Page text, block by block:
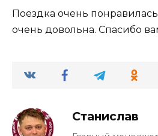
Поездка очень
очень довольна. Спасибо
Станислав